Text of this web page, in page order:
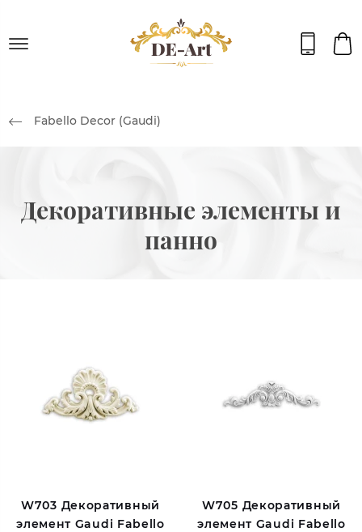
Fabello Decor (Gaudi)
Декоративные элементы и
панно
W703 Декоративный
элемент Gaudi Fabello
W705 Декоративный
элемент Gaudi Fabello